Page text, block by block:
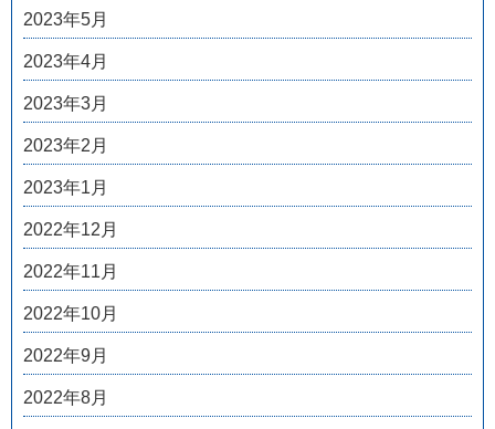
2023年5月
2023年4月
2023年3月
2023年2月
2023年1月
2022年12月
2022年11月
2022年10月
2022年9月
2022年8月